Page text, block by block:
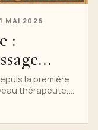
MAI 2026
:
la première
thérapeute,
la